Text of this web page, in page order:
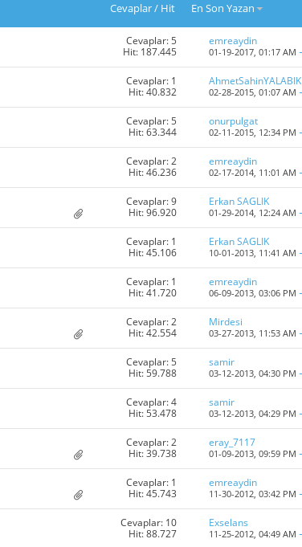
Cevaplar/ Hit En Son Yazan
Cevaplar: 5
Hit: 187.445
emreaydin
01-19-2017,01:17 AM
Cevaplar: 1
Hit: 40.832
AhmetSahinYALABIK
02-28-2015,01:07 AM
Cevaplar: 5
Hit: 63.344
onurpulgat
02-11-2015, 12:34 PM
Cevaplar: 2
Hit: 46.236
emreaydin
02-17-2014, 11:01 AM
Cevaplar: 9
Hit: 96.920
Erkan SAGLIK
01-29-2014, 12:24 AM
Cevaplar: 1
Hit: 45.106
Erkan SAGLIK
10-01-2013, 11:41 AM
Cevaplar: 1
Hit: 41.720
emreaydin
06-09-2013,03:06 PM
Cevaplar: 2
Hit: 42.554
Mirdesi
03-27-2013, 11:53 AM
Cevaplar: 5
Hit: 59.788
samir
03-12-2013,04:30 PM
Cevaplar: 4
Hit: 53.478
samir
03-12-2013,04:29 PM
Cevaplar: 2
Hit: 39.738
eray_7117
01-09-2013,09:59 PM
Cevaplar: 1
Hit: 45.743
emreaydin
11-30-2012,03:42 PM
Cevaplar: 10
Hit: 88.727
Exselans
11-25-2012,04:49 AM